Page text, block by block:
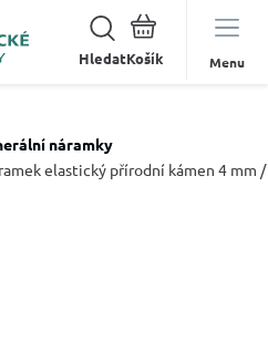
Hledat Menu
náramky
elastický přírodní kámen 4 mm /